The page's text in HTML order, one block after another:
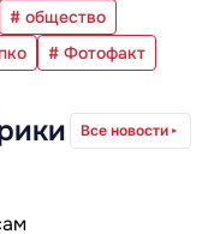
# общество
# Фотофакт
Все новости